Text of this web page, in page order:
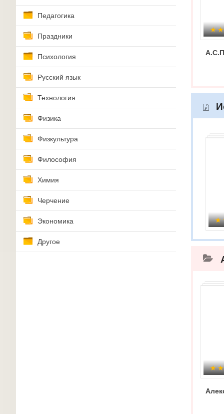
Педагогика
Праздники
Психология
Русский язык
Технология
Физика
Физкультура
Философия
Химия
Черчение
Экономика
Другое